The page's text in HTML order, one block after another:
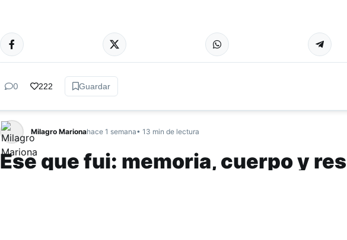
TUCUMÁN
0 222 Guardar
Milagro Marionahace 1 semana• 13 min de lectura
Ese que fui: memoria, cuerpo y